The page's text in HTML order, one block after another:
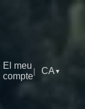
El meu
compte| CA ▼